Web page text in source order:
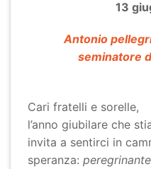
13
Antonio
seminatore
Cari fratelli e sorelle,
l’anno giubilare che
invita a sentirci in
speranza: